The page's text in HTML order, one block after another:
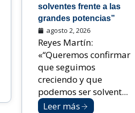
solventes frente a las
grandes potencias”
agosto 2, 2026
Reyes Martín:
«“Queremos confirmar
que seguimos
creciendo y que
podemos ser solvent...
Leer más